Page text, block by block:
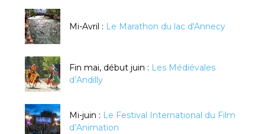
Mi-Avril : Le Marathon du lac d'Annecy
Fin mai, début juin : Les Médiévales
d’Andilly
Mi-juin : Le Festival International du Film
d’Animation